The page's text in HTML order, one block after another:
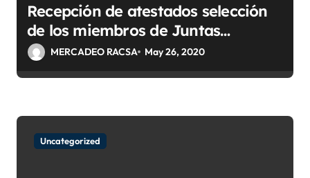
Recepción de atestados selección
de los miembros de Juntas
Directivas de las Empresas del ICE.
MERCADEO RACSA May 26, 2020
Uncategorized